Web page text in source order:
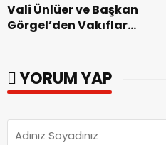
Vali Ünlüer ve Başkan
Görgel’den Vakıflar
YORUM YAP